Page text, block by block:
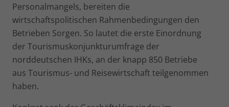
Personalmangels, bereiten die
wirtschaftspolitischen Rahmenbedingungen den
Betrieben Sorgen. So lautet die erste Einordnung
der Tourismuskonjunkturumfrage der
norddeutschen IHKs, an der knapp 850 Betriebe
aus Tourismus- und Reisewirtschaft teilgenommen
haben.